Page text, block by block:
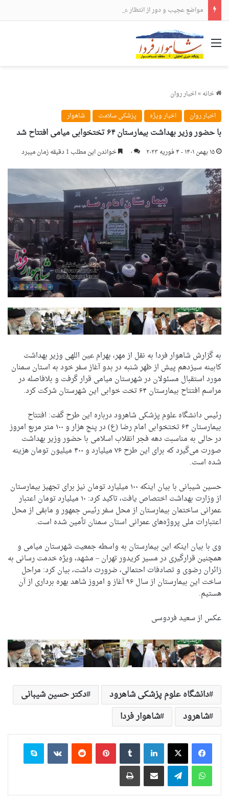
مواضع عجیب و دور از انتظار علی لاریجانی
منو
خانه»اخبار روان
اخبار روان
اخبار ویژه پزشکی سلامت شاهوار
با حضور وزیر بهداشت بیمارستان ۶۴ تختخوابی میامی افتتاح شد
۱۵ بهمن ۱۴۰۱ - ۴ فوریه ۲۰۲۳ ۰ خواندن این مطلب 1 دقیقه زمان میبرد
به گزارش شاهوار فردا به نقل ازمهر، بهرام عین اللهی وزیر بهداشت
کابینه سیزدهم پیش از ظهر شنبه در بدو آغاز سفر خود به استان سمنان
مورد استقبال مسئولان در شهرستان میامی قرار گرفت و بلافاصله در
مراسم افتتاح بیمارستان ۶۴ تخت خوابی این شهرستان شرکت کرد.
رئیس دانشگاه علوم پزشکی شاهرود درباره این طرح گفت: افتتاح
بیمارستان ۶۴ تختخوابی امام رضا (ع) در پنج هزار و ۱۰۰ متر مربع امروز
در حالی به مناسبت دهه فجر انقلاب اسلامی با حضور وزیر بهداشت
صورت می‌گیرد که برای این طرح ۷۶ میلیارد و ۴۰۰ میلیون تومان هزینه
شده است.
حسین شیبانی با بیان اینکه ۱۰۰ میلیارد تومان نیز برای تجهیز بیمارستان
از وزارت بهداشت اختصاص یافت، تاکید کرد: ۱۰ میلیارد تومان اعتبار
عمرانی ساختمان بیمارستان از محل سفر رئیس جمهور و مابقی از محل
اعتبارات ملی پروژه‌های عمرانی استان سمنان تأمین شده است.
وی با بیان اینکه این بیمارستان به واسطه جمعیت شهرستان میامی و
همچنین قرارگیری در مسیر کریدور تهران – مشهد، ویژه خدمت رسانی به
زائران رضوی و تصادفات احتمالی، ضرورت داشت، بیان کرد: مراحل
ساخت این بیمارستان از سال ۹۶ آغاز و امروز شاهد بهره برداری از آن
هستیم.
عکس از سعید فردوسی
دانشگاه علوم پزشکی شاهرود
دکتر حسین شیبانی
شاهرود
شاهوار فردا
لینکدین ‫تامبلر ‫پین‌ترست‫رددیت ‫VKontakteاسکایپ
واتس آپ
تلگرام اشتراک گذاری از طریق ایمیل چاپ